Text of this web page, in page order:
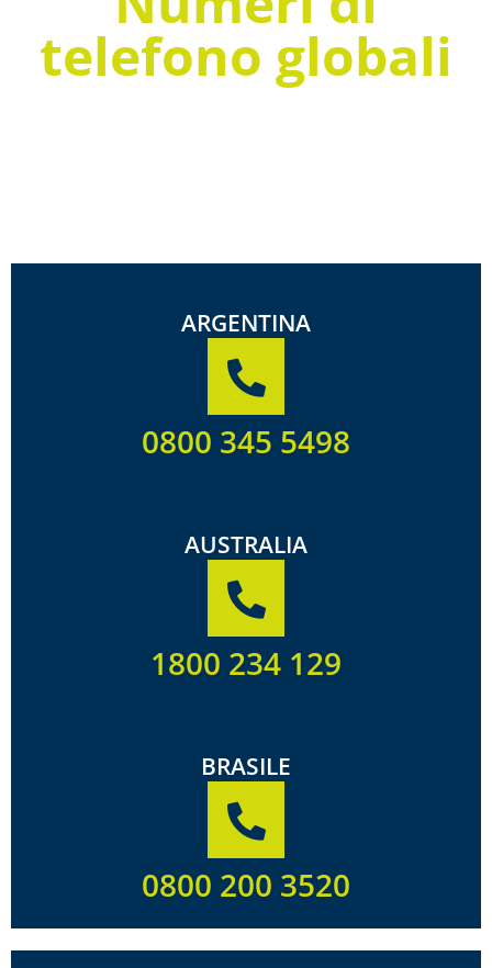
telefono globali
ARGENTINA
0800 345 5498
AUSTRALIA
1800 234 129
BRASILE
0800 200 3520